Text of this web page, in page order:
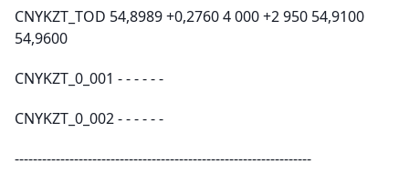
CNYKZT_TOD 54,8989 +0,2760 4 000 +2 950 54,9100
54,9600
CNYKZT_0_001 - - - - - -
CNYKZT_0_002 - - - - - -
-----------------------------------------------------------------